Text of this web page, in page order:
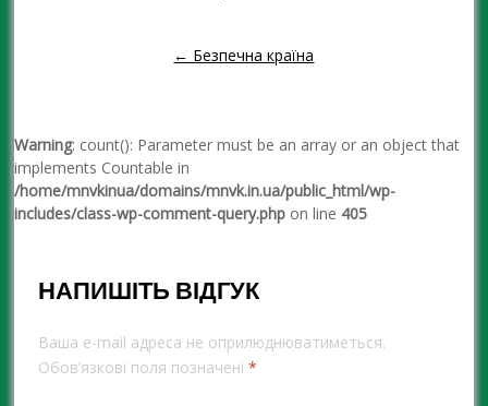
← Безпечна країна
Warning: count(): Parameter must be an array or an object that
implements Countable in
/home/mnvkinua/domains/mnvk.in.ua/public_html/wp-
includes/class-wp-comment-query.php on line 405
НАПИШІТЬ ВІДГУК
Ваша e-mail адреса не оприлюднюватиметься.
Обов’язкові поля позначені *